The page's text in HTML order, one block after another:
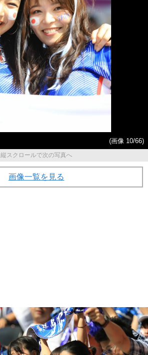
(画像 10/66)
縦スクロールで次の写真へ
画像一覧を見る